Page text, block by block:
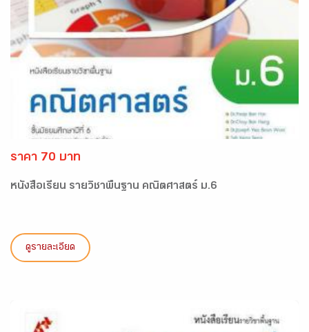
ราคา 70 บาท
หนังสือเรียน รายวิชาพื้นฐาน คณิตศาสตร์ ม.6
ดูรายละเอียด